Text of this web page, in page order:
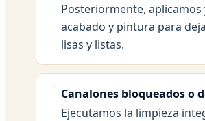
Posteriormente, aplicamos
acabado y pintura para
lisas y listas.
Canalones bloqueados o
Ejecutamos la limpieza